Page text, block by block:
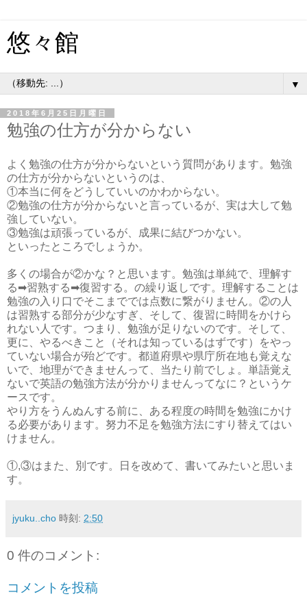
悠々館
▼
2018年6月25日月曜日
勉強の仕方が分からない
よく勉強の仕方が分からないという質問があります。勉強
の仕方が分からないというのは、
①本当に何をどうしていいのかわからない。
②勉強の仕方が分からないと言っているが、実は大して勉
強していない。
③勉強は頑張っているが、成果に結びつかない。
といったところでしょうか。
多くの場合が②かな？と思います。勉強は単純で、理解す
る➡習熟する➡復習する。の繰り返しです。理解することは
勉強の入り口でそこまででは点数に繋がりません。②の人
は習熟する部分が少なすぎ、そして、復習に時間をかけら
れない人です。つまり、勉強が足りないのです。そして、
更に、やるべきこと（それは知っているはずです）をやっ
ていない場合が殆どです。都道府県や県庁所在地も覚えな
いで、地理ができませんって、当たり前でしょ。単語覚え
ないで英語の勉強方法が分かりませんってなに？というケ
ースです。
やり方をうんぬんする前に、ある程度の時間を勉強にかけ
る必要があります。努力不足を勉強方法にすり替えてはい
けません。
①,③はまた、別です。日を改めて、書いてみたいと思いま
す。
jyuku..cho 時刻: 2:50
0 件のコメント:
コメントを投稿